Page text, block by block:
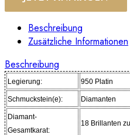
Beschreibung
Zusätzliche Informationen
Beschreibung
Legierung: 950 Platin
Schmuckstein(e): Diamanten
Diamant-
Gesamtkarat:
18 Brillanten